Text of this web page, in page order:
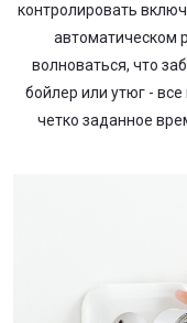
контролировать
автоматическом
волноваться, что
бойлер или утюг -
четко заданное